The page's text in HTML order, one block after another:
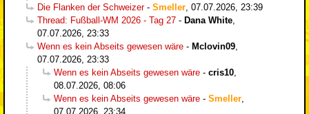
Die Flanken der Schweizer- Smeller 07.07.2026, 23:39
Thread: Fußball-WM 2026 - Tag 27 - Dana White
07.07.2026, 23:33
Wenn es kein Abseits gewesen wäre - Mclovin09
07.07.2026, 23:33
Wenn es kein Abseits gewesen wäre - cris10
08.07.2026, 08:06
Wenn es kein Abseits gewesen wäre - Smeller
07.07.2026, 23:34